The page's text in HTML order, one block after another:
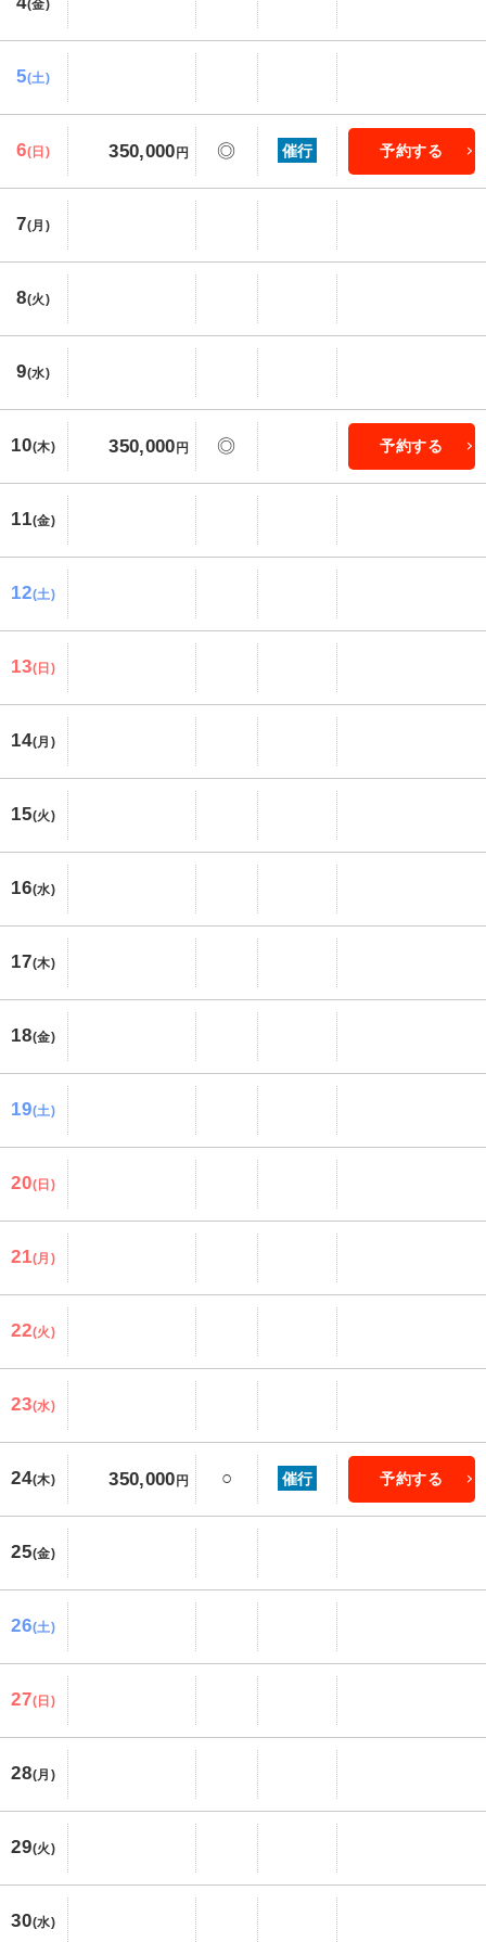
(金)
5(土)
6(日) 350,000 円 ◎ 催行 予約する
7(月)
8(火)
9(水)
10(木) 350,000 円 ◎ 予約する
11(金)
12(土)
13(日)
14(月)
15(火)
16(水)
17(木)
18(金)
19(土)
20(日)
21(月)
22(火)
23(水)
24(木) 350,000 円 ○ 催行 予約する
25(金)
26(土)
27(日)
28(月)
29(火)
30(水)